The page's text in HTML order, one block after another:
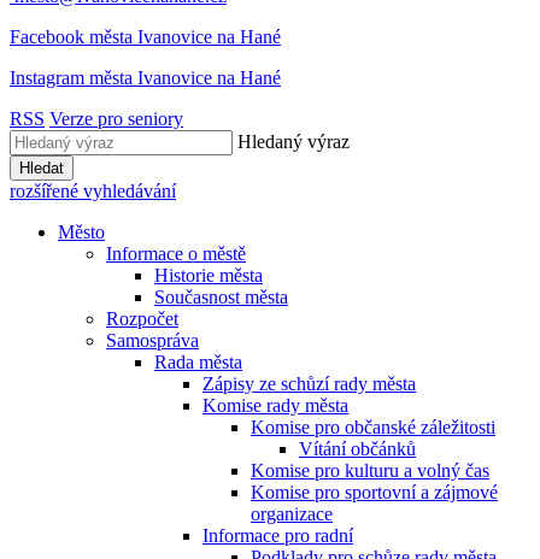
Facebook města Ivanovice na Hané
Instagram města Ivanovice na Hané
RSS Verze pro seniory
Hledaný výraz
Hledat
rozšířené vyhledávání
Město
Informace o městě
Historie města
Současnost města
Rozpočet
Samospráva
Rada města
Zápisy ze schůzí rady města
Komise rady města
Komise pro občanské záležitosti
Vítání občánků
Komise pro kulturu a volný čas
Komise pro sportovní a zájmové
organizace
Informace pro radní